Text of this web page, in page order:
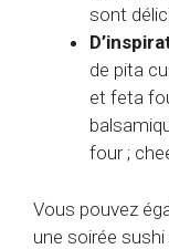
sont
de pita
et feta
four ;
Vous pouvez
une soirée